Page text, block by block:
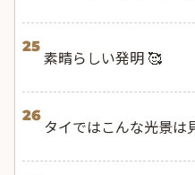
25
素晴らしい発明 🥰
26
タイではこんな光景は